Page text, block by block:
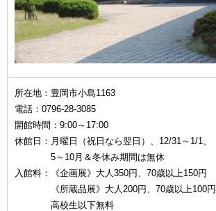
所在地：豊岡市小島1163
電話：0796-28-3085
開館時間：9:00～17:00
休館日：月曜日（祝日なら翌日）、12/31～1/1、
5～10月＆冬休み期間は無休
入館料：《企画展》大人350円、70歳以上150円
《所蔵品展》大人200円、 70歳以上100円
高校生以下無料